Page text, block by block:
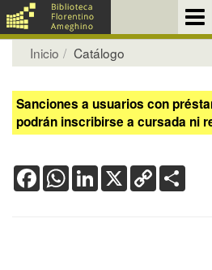
Inicio Catálogo
Sanciones a usuarios con
podrán inscribirse a cursada ni
FacebookWhatsApp
LinkedIn
X Copy
Link